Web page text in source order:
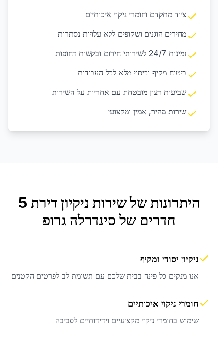
ציוד מתקדם וחומרי ניקוי איכותיים
מחירים הוגנים ושקופים ללא עלויות נסתרות
זמינות 24/7 לשירותי חירום ובקשות דחופות
ביטוח מקיף וכיסוי מלא לכל העבודות
שביעות רצון מובטחת עם אחריות על השירות
שירות מהיר, אמין ומקצועי
היתרונות של שירות
ניקיון דירת 5
חדרים של סינדרלה גרופ
ניקיון יסודי ומקיף
אנו מנקים כל פינה בבית שלכם עם תשומת לב לפרטים הקטנים
חומרי ניקוי איכותיים
שימוש בחומרי ניקוי מקצועיים וידידותיים לסביבה